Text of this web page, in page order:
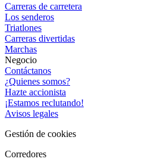
Carreras de carretera
Los senderos
Triatlones
Carreras divertidas
Marchas
Negocio
Contáctanos
¿Quienes somos?
Hazte accionista
¡Estamos reclutando!
Avisos legales
Gestión de cookies
Corredores